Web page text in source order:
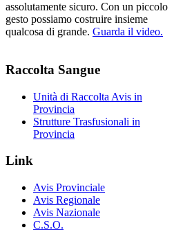
assolutamente sicuro. Con un piccolo
gesto possiamo costruire insieme
qualcosa di grande. Guarda il video.
Raccolta Sangue
Unità di Raccolta Avis in
Provincia
Strutture Trasfusionali in
Provincia
Link
Avis Provinciale
Avis Regionale
Avis Nazionale
C.S.O.